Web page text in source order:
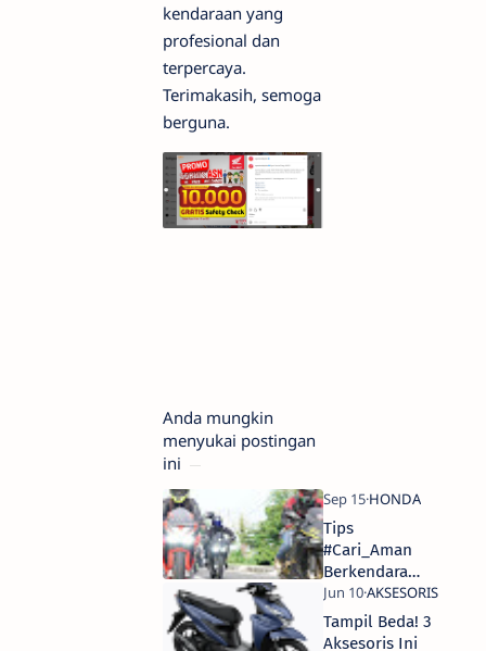
kendaraan yang
profesional dan
terpercaya.
Terimakasih, semoga
berguna.
Anda mungkin
menyukai postingan
ini
Tips
#Cari_Aman
Berkendara
Persiapan
Honda
Bikers Day
Tampil Beda! 3
Aksesoris Ini